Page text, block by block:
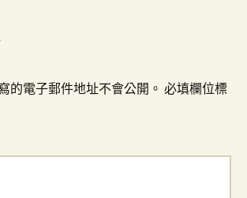
的電子郵件地址不會公開。 必填欄位標